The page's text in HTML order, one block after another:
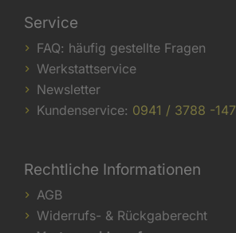
Service
FAQ: häufig gestellte Fragen
Werkstattservice
Newsletter
Kundenservice: 0941 / 3788 -147
Rechtliche Informationen
AGB
Widerrufs- & Rückgaberecht